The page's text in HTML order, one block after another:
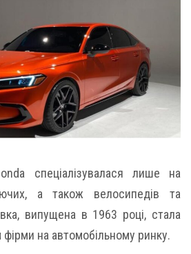
спеціалізувалася лише на
а також велосипедів та
випущена в 1963 році, стала
на автомобільному ринку.